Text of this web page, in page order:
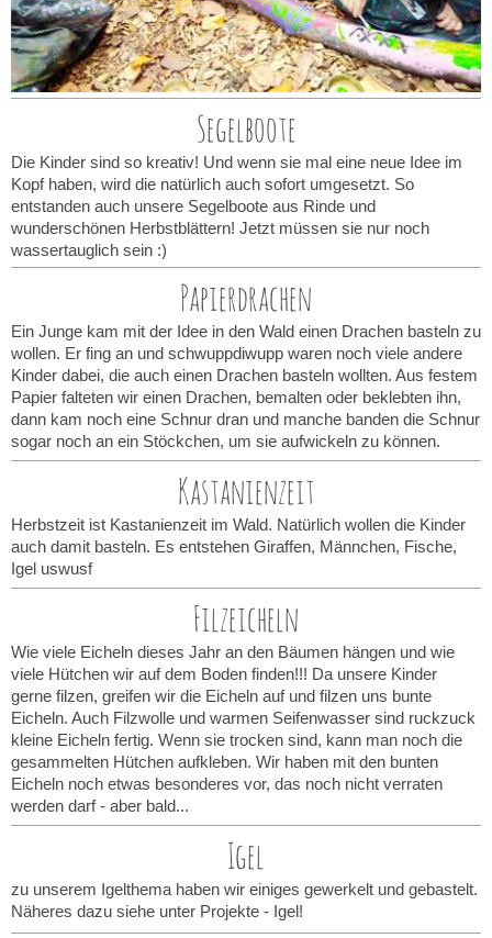
Segelboote
Die Kinder sind so kreativ! Und wenn sie mal eine neue Idee im
Kopf haben, wird die natürlich auch sofort umgesetzt. So
entstanden auch unsere Segelboote aus Rinde und
wunderschönen Herbstblättern! Jetzt müssen sie nur noch
wassertauglich sein :)
Papierdrachen
Ein Junge kam mit der Idee in den Wald einen Drachen basteln zu
wollen. Er fing an und schwuppdiwupp waren noch viele andere
Kinder dabei, die auch einen Drachen basteln wollten. Aus festem
Papier falteten wir einen Drachen, bemalten oder beklebten ihn,
dann kam noch eine Schnur dran und manche banden die Schnur
sogar noch an ein Stöckchen, um sie aufwickeln zu können.
Kastanienzeit
Herbstzeit ist Kastanienzeit im Wald. Natürlich wollen die Kinder
auch damit basteln. Es entstehen Giraffen, Männchen, Fische,
Igel uswusf
Filzeicheln
Wie viele Eicheln dieses Jahr an den Bäumen hängen und wie
viele Hütchen wir auf dem Boden finden!!! Da unsere Kinder
gerne filzen, greifen wir die Eicheln auf und filzen uns bunte
Eicheln. Auch Filzwolle und warmen Seifenwasser sind ruckzuck
kleine Eicheln fertig. Wenn sie trocken sind, kann man noch die
gesammelten Hütchen aufkleben. Wir haben mit den bunten
Eicheln noch etwas besonderes vor, das noch nicht verraten
werden darf - aber bald...
Igel
zu unserem Igelthema haben wir einiges gewerkelt und gebastelt.
Näheres dazu siehe unter Projekte - Igel!